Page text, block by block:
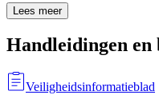
Lees meer
Handleidingen en
Veiligheidsinformatieblad